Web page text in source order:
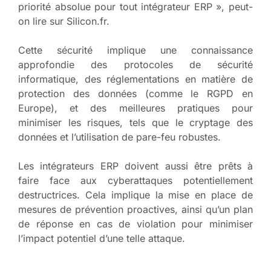
priorité absolue pour tout intégrateur ERP », peut-
on lire sur Silicon.fr.
Cette sécurité implique une connaissance
approfondie des protocoles de sécurité
informatique, des réglementations en matière de
protection des données (comme le RGPD en
Europe), et des meilleures pratiques pour
minimiser les risques, tels que le cryptage des
données et l’utilisation de pare-feu robustes.
Les intégrateurs ERP doivent aussi être prêts à
faire face aux cyberattaques potentiellement
destructrices. Cela implique la mise en place de
mesures de prévention proactives, ainsi qu’un plan
de réponse en cas de violation pour minimiser
l’impact potentiel d’une telle attaque.